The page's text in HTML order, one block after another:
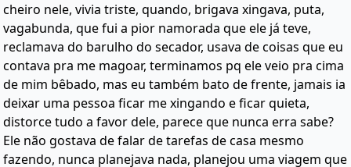
cheiro nele, vivia triste, quando, brigava xingava, puta,
vagabunda, que fui a pior namorada que ele já teve,
reclamava do barulho do secador, usava de coisas que eu
contava pra me magoar, terminamos pq ele veio pra cima
de mim bêbado, mas eu também bato de frente, jamais ia
deixar uma pessoa ficar me xingando e ficar quieta,
distorce tudo a favor dele, parece que nunca erra sabe?
Ele não gostava de falar de tarefas de casa mesmo
fazendo, nunca planejava nada, planejou uma viagem que